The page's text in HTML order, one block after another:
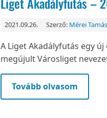
2021.09.26. Szerző: Mérei Tamás
A Liget Akadályfutás egy
megújult Városliget
Tovább olvasom